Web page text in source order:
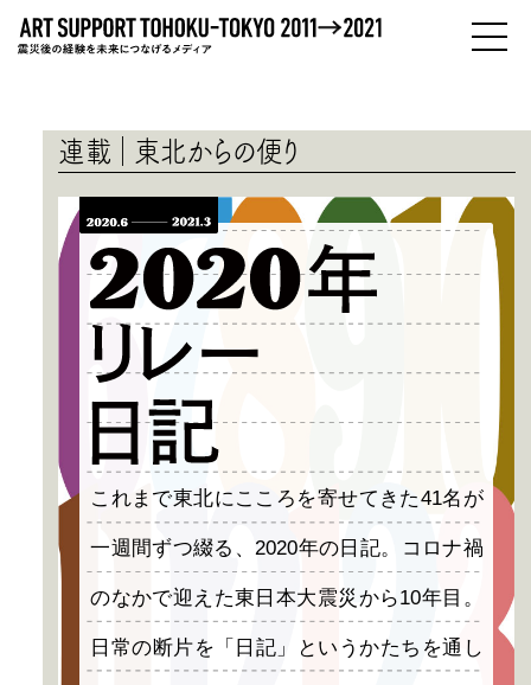
ひとびと
ABOUT
わたしたちについて
連載 東北からの便り
これまで東北にこころを寄せてきた41名が
一週間ずつ綴る、2020年の日記。コロナ禍
のなかで迎えた東日本大震災から10年目。
日常の断片を「日記」というかたちを通し